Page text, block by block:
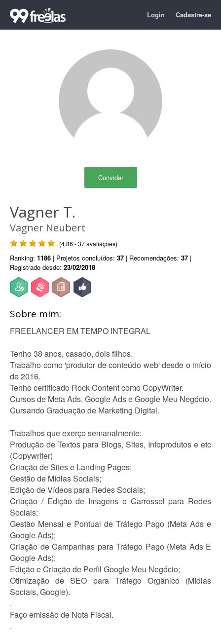
Login Cadastre-se
Convidar
Vagner T.
Vagner Neubert
(4.86 - 37 avaliações)
Ranking: 1186 | Projetos concluídos: 37 | Recomendações: 37 |
Registrado desde: 23/02/2018
Sobre mim:
FREELANCER EM TEMPO INTEGRAL
Tenho 38 anos, casado, dois filhos.
Trabalho como 'produtor de conteúdo web' desde o início
de 2016.
Tenho certificado Rock Content como CopyWriter.
Cursos de Meta Ads, Google Ads e Google Meu Negócio.
Cursando Graduação de Marketing Digital.
Trabalhos que exerço semanalmente:
Produção de Textos para Blogs, Sites, Infoprodutos e etc
(Copywriter)
Criação de Sites e Landing Pages;
Gestão de Mídias Sociais;
Edição de Vídeos para Redes Sociais;
Criação / Edição de Imagens e Carrossel para Redes
Sociais;
Gestão Mensal e Pontual de Tráfego Pago (Meta Ads e
Google Ads);
Criação de Campanhas para Tráfego Pago (Meta Ads E
Google Ads);
Edição e Criação de Perfil Google Meu Negócio;
Otimização de SEO para Tráfego Orgânico (Mídias
Sociais, Google).
.
Faço emissão de Nota Fiscal.
.